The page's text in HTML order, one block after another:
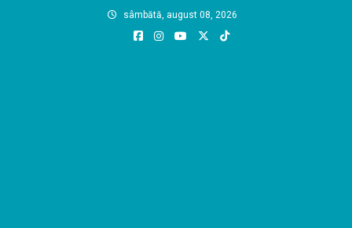
sâmbătă, august 08, 2026